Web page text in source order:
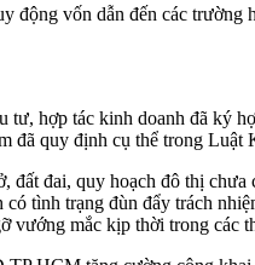
động vốn dẫn đến các
hợp tác kinh doanh đã ký
đã quy định cụ thể trong Luật
đai, quy hoạch đô thị
tình trạng đùn đẩy trách
vướng mắc kịp thời trong các